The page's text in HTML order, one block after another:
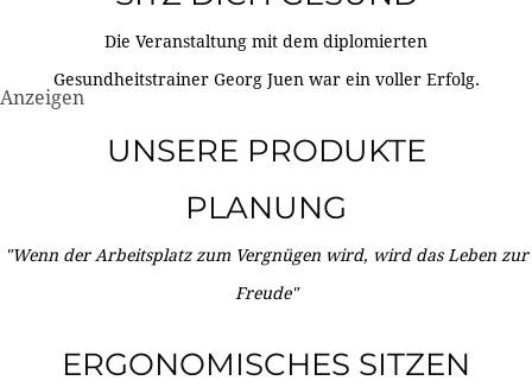
Die Veranstaltung mit dem diplomierten
Gesundheitstrainer Georg Juen war ein voller Erfolg.
Anzeigen
UNSERE PRODUKTE
PLANUNG
"Wenn der Arbeitsplatz zum Vergnügen wird, wird das Leben zur
Freude"
ERGONOMISCHES SITZEN